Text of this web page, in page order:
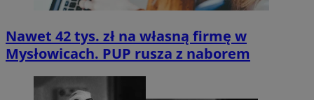
Nawet 42 tys. zł na własną firmę w
Mysłowicach. PUP rusza z naborem